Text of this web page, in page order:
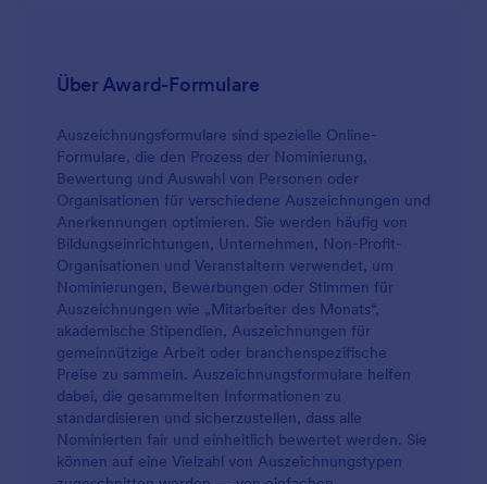
Konten wie Google Drive, Dropbox, Box oder
Airtable senden möchten, können Sie das mit
erledigen. Wenn Sie nach weiteren Möglichkeiten
suchen, die Informationen zu erhalten, die Sie zur
Verbesserung des Unterrichts benötigen, laden Sie
die Jotform Mobile App herunter und nehmen Sie
Ihr Nominierungsformular mit. Verfolgen Sie
eingereichte Antworten und sammeln Sie
Feedback!
Über Award-Formulare
Auszeichnungsformulare sind spezielle Online-
Formulare, die den Prozess der Nominierung,
Bewertung und Auswahl von Personen oder
Organisationen für verschiedene Auszeichnungen und
Anerkennungen optimieren. Sie werden häufig von
Bildungseinrichtungen, Unternehmen, Non-Profit-
Organisationen und Veranstaltern verwendet, um
Nominierungen, Bewerbungen oder Stimmen für
Auszeichnungen wie „Mitarbeiter des Monats“,
akademische Stipendien, Auszeichnungen für
gemeinnützige Arbeit oder branchenspezifische
Preise zu sammeln. Auszeichnungsformulare helfen
dabei, die gesammelten Informationen zu
standardisieren und sicherzustellen, dass alle
Nominierten fair und einheitlich bewertet werden. Sie
können auf eine Vielzahl von Auszeichnungstypen